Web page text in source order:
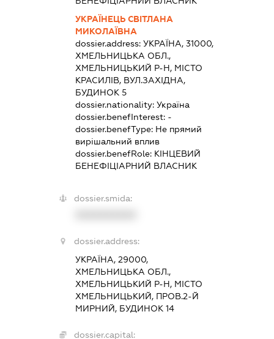
УКРАЇНЕЦЬ СВІТЛАНА
МИКОЛАЇВНА
dossier.address:УКРАЇНА, 31000,
ХМЕЛЬНИЦЬКА ОБЛ.,
ХМЕЛЬНИЦЬКИЙ Р-Н, МІСТО
КРАСИЛІВ, ВУЛ.ЗАХІДНА,
БУДИНОК 5
dossier.nationality:Україна
dossier.benefInterest: -
dossier.benefType: Не прямий
вирішальний вплив
dossier.benefRole: КІНЦЕВИЙ
БЕНЕФІЦІАРНИЙ ВЛАСНИК
dossier.smida:
dossier.address:
УКРАЇНА, 29000,
ХМЕЛЬНИЦЬКА ОБЛ.,
ХМЕЛЬНИЦЬКИЙ Р-Н, МІСТО
ХМЕЛЬНИЦЬКИЙ, ПРОВ.2-Й
МИРНИЙ, БУДИНОК 14
dossier.capital: